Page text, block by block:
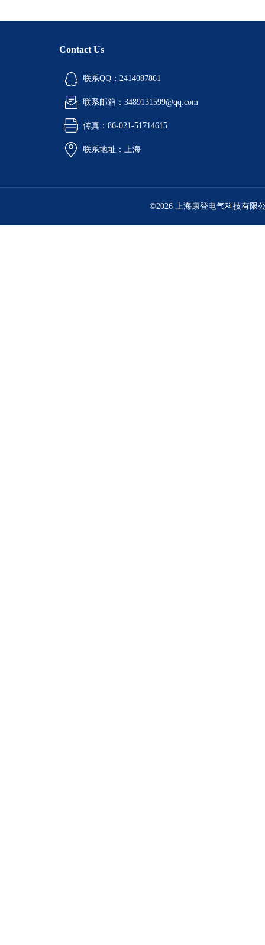
Contact Us
联系QQ：2414087861
联系邮箱：3489131599@qq.com
传真：86-021-51714615
联系地址：上海
©2026 上海康登电气科技有限